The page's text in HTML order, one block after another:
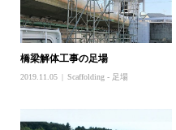
橋梁解体工事の足場
2019.11.05 Scaffolding - 足場